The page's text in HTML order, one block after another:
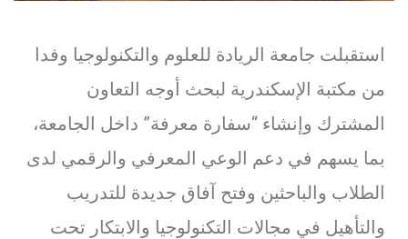
استقبلت جامعة الريادة للعلوم والتكنولوجيا وفدا
من مكتبة الإسكندرية لبحث أوجه التعاون
المشترك وإنشاء “سفارة معرفة” داخل الجامعة،
بما يسهم في دعم الوعي المعرفي والرقمي لدى
الطلاب والباحثين وفتح آفاق جديدة للتدريب
والتأهيل في مجالات التكنولوجيا والابتكار تحت